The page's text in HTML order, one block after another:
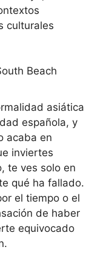
culturales
asiática
española, y
acaba en
inviertes
te ves solo en
qué ha fallado.
el tiempo o el
de haber
equivocado